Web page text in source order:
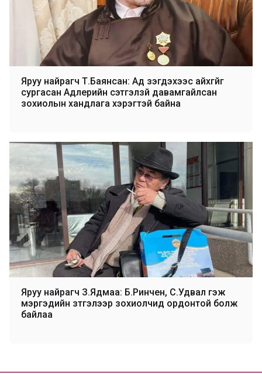
Яруу найрагч Т.Баянсан: Ад үзэгдэхээс айхгүйг
сургасан Адлерийн сэтгэлзүй давамгайлсан
зохиолын хандлага хэрэгтэй байна
Яруу найрагч З.Ядмаа: Б.Ринчен, С.Удвал гэж
мэргэдийн зүтгэлээр зохиолчид ордонтой болж
байлаа